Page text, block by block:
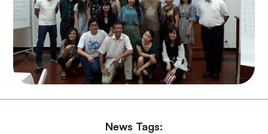
News Tags: